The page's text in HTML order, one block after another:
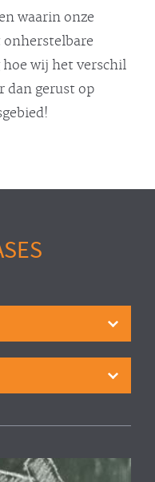
waarin onze
onherstelbare
wij het verschil
dan gerust op